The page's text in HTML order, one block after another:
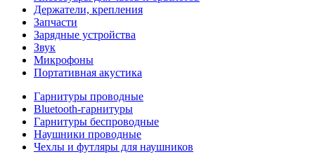
Держатели, крепления
Запчасти
Зарядные устройства
Звук
Микрофоны
Портативная акустика
Гарнитуры проводные
Bluetooth-гарнитуры
Гарнитуры беспроводные
Наушники проводные
Чехлы и футляры для наушников